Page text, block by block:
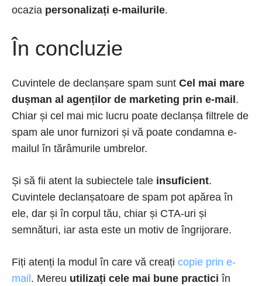
ocazia personalizați e-mailurile.
În concluzie
Cuvintele de declanșare spam sunt Cel mai mare
dușman al agenților de marketing prin e-mail.
Chiar și cel mai mic lucru poate declanșa filtrele de
spam ale unor furnizori și vă poate condamna e-
mailul în tărâmurile umbrelor.
Și să fii atent la subiectele tale insuficient.
Cuvintele declanșatoare de spam pot apărea în
ele, dar și în corpul tău, chiar și CTA-uri și
semnături, iar asta este un motiv de îngrijorare.
Fiți atenți la modul în care vă creați copie prin e-
mail. Mereu utilizați cele mai bune practici în